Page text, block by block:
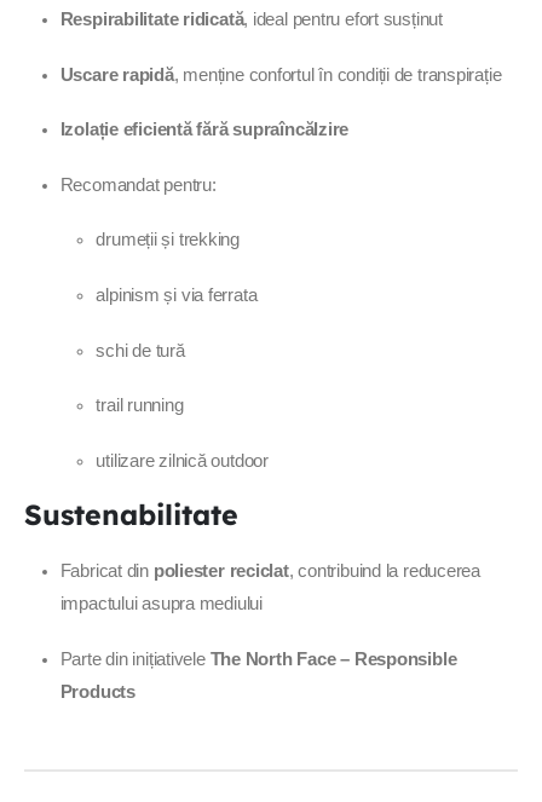
Respirabilitate ridicată, ideal pentru efort susținut
Uscare rapidă, menține confortul în condiții de transpirație
Izolație eficientă fără supraîncălzire
Recomandat pentru:
drumeții și trekking
alpinism și via ferrata
schi de tură
trail running
utilizare zilnică outdoor
Sustenabilitate
Fabricat din poliester reciclat, contribuind la reducerea
impactului asupra mediului
Parte din inițiativele The North Face – Responsible
Products